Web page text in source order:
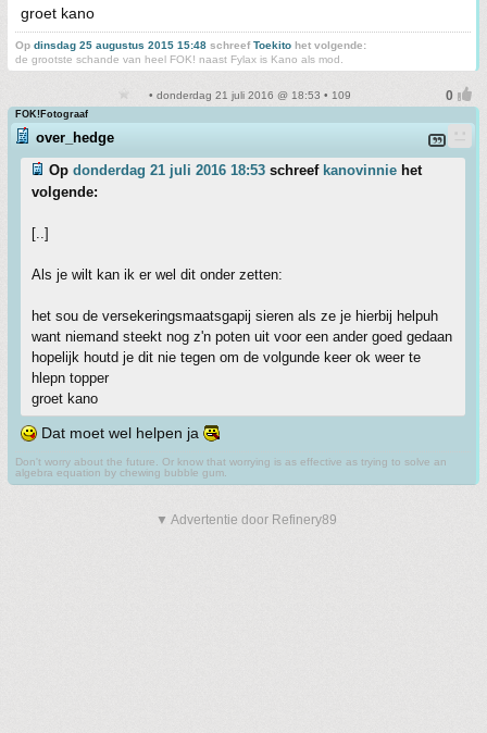
groet kano
Op dinsdag 25 augustus 2015 15:48 schreefToekito het volgende:
de grootste schande van heel FOK! naast Fylax is Kano als mod.
• donderdag 21 juli 2016 @ 18:53 • 109
FOK!Fotograaf
over_hedge
Op donderdag 21 juli 2016 18:53 schreef kanovinnie het
volgende:
[..]
Als je wilt kan ik er wel dit onder zetten:
het sou de versekeringsmaatsgapij sieren als ze je hierbij helpuh
want niemand steekt nog z'n poten uit voor een ander goed gedaan
hopelijk houtd je dit nie tegen om de volgunde keer ok weer te
hlepn topper
groet kano
Dat moet wel helpen ja
Don't worry about the future. Or know that worrying is as effective as trying to solve an
algebra equation by chewing bubble gum.
▼ Advertentie door Refinery89